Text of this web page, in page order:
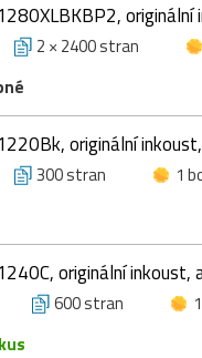
2 × 2400 stran
originální
300 stran
1
originální inkoust,
600 stran